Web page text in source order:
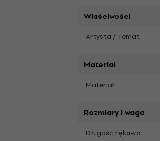
Właściwości
Artysta / Temat
Materiał
Materiał
Rozmiary i waga
Długość rękawa